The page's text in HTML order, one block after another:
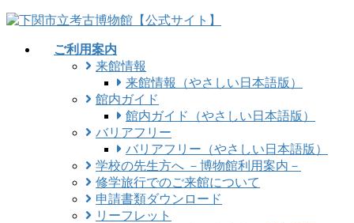
コ
ナ
ご利用案内
来館情報
来館情報（やさしい日本語版）
館内ガイド
館内ガイド（やさしい日本語版）
バリアフリー
バリアフリー（やさしい日本語版）
学校の先生方へ －博物館利用案内－
修学旅行でのご来館について
申請書類ダウンロード
リーフレット